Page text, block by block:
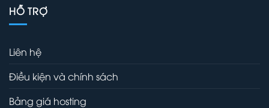
HỖ TRỢ
Liên hệ
Điều kiện và chính sách
Bảng giá hosting